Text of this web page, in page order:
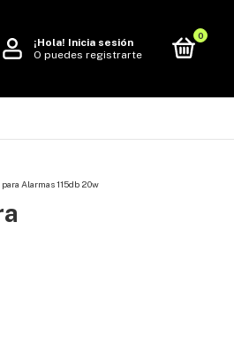
¡Hola! Inicia sesión
O puedes registrarte
0
Alarmas 115db 20w